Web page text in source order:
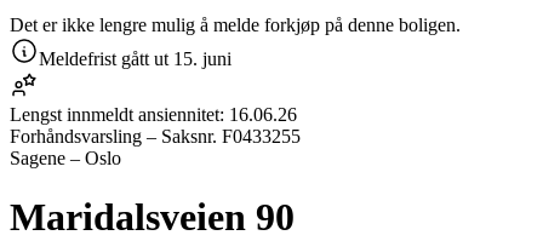
Det er ikke lengre mulig å melde forkjøp på denne boligen.
Meldefrist gått ut 15. juni
Lengst innmeldt ansiennitet: 16.06.26
Forhåndsvarsling – Saksnr. F0433255
Sagene – Oslo
Maridalsveien 90